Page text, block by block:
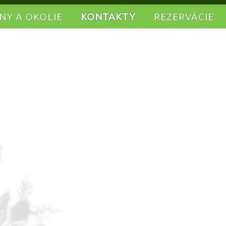
A OKOLIE KONTAKTY REZERVÁCIE